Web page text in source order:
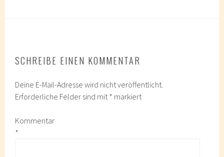
SCHREIBE EINEN KOMMENTAR
Deine E-Mail-Adresse wird nicht veröffentlicht.
Erforderliche Felder sind mit* markiert
Kommentar
*